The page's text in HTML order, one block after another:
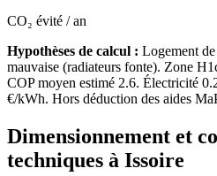
CO₂ évité / an
Hypothèses de calcul : Logement de
mauvaise (radiateurs fonte). Zone
COP moyen estimé 2.6. Électricité
€/kWh. Hors déduction des aides
Dimensionnement et
techniques à Issoire